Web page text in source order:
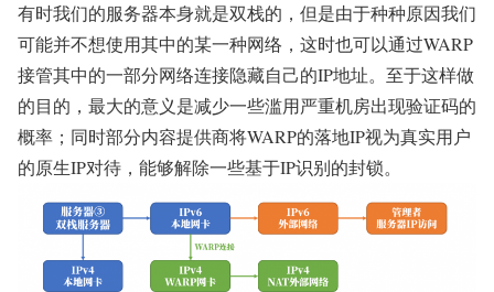
有时我们的服务器本身就是双栈的，但是由于种种原因我们
可能并不想使用其中的某一种网络，这时也可以通过WARP
接管其中的一部分网络连接隐藏自己的IP地址。至于这样做
的目的，最大的意义是减少一些滥用严重机房出现验证码的
概率；同时部分内容提供商将WARP的落地IP视为真实用户
的原生IP对待，能够解除一些基于IP识别的封锁。